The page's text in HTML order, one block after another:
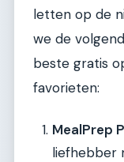
letten op de
we de
beste gratis
favorieten:
MealPrep
liefhebber